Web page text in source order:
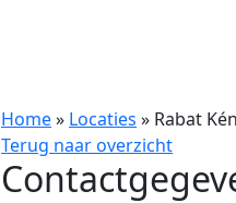
Home» Locaties » Rabat
Terug naar overzicht